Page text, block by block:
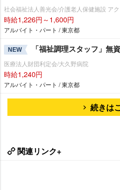
社会福祉法人善光会/介護老人保健施設 ア
時給1,226円～1,600円
アルバイト・パート / 東京都
NEW 「福祉調理スタッフ」無
医療法人財団利定会/大久野病院
時給1,240円
アルバイト・パート / 東京都
続きは
関連リンク+